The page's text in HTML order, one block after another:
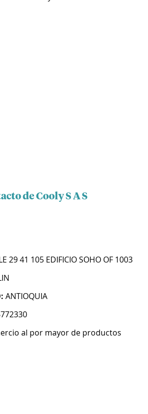
de Cooly S A S
29 41 105 EDIFICIO SOHO OF 1003
ANTIOQUIA
al por mayor de productos